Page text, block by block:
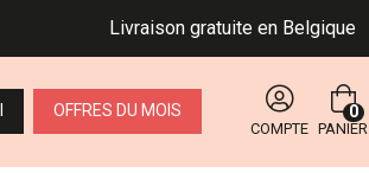
Livraison gratuite en Belgique
OFFRES DU MOIS
COMPTE PANIER
0